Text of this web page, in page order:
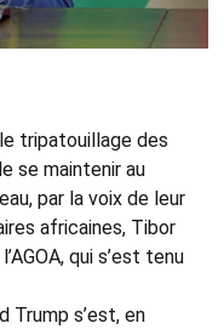
tripatouillage des
se maintenir au
par la voix de leur
africaines, Tibor
qui s’est tenu
Trump s’est, en